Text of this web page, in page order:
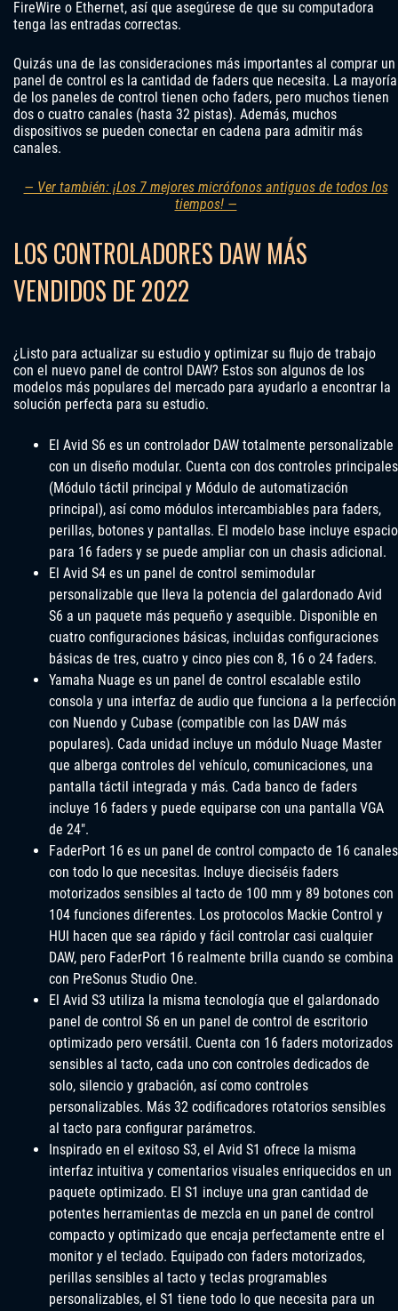
FireWire o Ethernet, así que asegúrese de que su computadora
tenga las entradas correctas.
Quizás una de las consideraciones más importantes al comprar un
panel de control es la cantidad de faders que necesita. La mayoría
de los paneles de control tienen ocho faders, pero muchos tienen
dos o cuatro canales (hasta 32 pistas). Además, muchos
dispositivos se pueden conectar en cadena para admitir más
canales.
— Ver también: ¡Los 7 mejores micrófonos antiguos de todos los
tiempos! —
LOS CONTROLADORES DAW MÁS
VENDIDOS DE 2022
¿Listo para actualizar su estudio y optimizar su flujo de trabajo
con el nuevo panel de control DAW? Estos son algunos de los
modelos más populares del mercado para ayudarlo a encontrar la
solución perfecta para su estudio.
El Avid S6 es un controlador DAW totalmente personalizable
con un diseño modular. Cuenta con dos controles principales
(Módulo táctil principal y Módulo de automatización
principal), así como módulos intercambiables para faders,
perillas, botones y pantallas. El modelo base incluye espacio
para 16 faders y se puede ampliar con un chasis adicional.
El Avid S4 es un panel de control semimodular
personalizable que lleva la potencia del galardonado Avid
S6 a un paquete más pequeño y asequible. Disponible en
cuatro configuraciones básicas, incluidas configuraciones
básicas de tres, cuatro y cinco pies con 8, 16 o 24 faders.
Yamaha Nuage es un panel de control escalable estilo
consola y una interfaz de audio que funciona a la perfección
con Nuendo y Cubase (compatible con las DAW más
populares). Cada unidad incluye un módulo Nuage Master
que alberga controles del vehículo, comunicaciones, una
pantalla táctil integrada y más. Cada banco de faders
incluye 16 faders y puede equiparse con una pantalla VGA
de 24″.
FaderPort 16 es un panel de control compacto de 16 canales
con todo lo que necesitas. Incluye dieciséis faders
motorizados sensibles al tacto de 100 mm y 89 botones con
104 funciones diferentes. Los protocolos Mackie Control y
HUI hacen que sea rápido y fácil controlar casi cualquier
DAW, pero FaderPort 16 realmente brilla cuando se combina
con PreSonus Studio One.
El Avid S3 utiliza la misma tecnología que el galardonado
panel de control S6 en un panel de control de escritorio
optimizado pero versátil. Cuenta con 16 faders motorizados
sensibles al tacto, cada uno con controles dedicados de
solo, silencio y grabación, así como controles
personalizables. Más 32 codificadores rotatorios sensibles
al tacto para configurar parámetros.
Inspirado en el exitoso S3, el Avid S1 ofrece la misma
interfaz intuitiva y comentarios visuales enriquecidos en un
paquete optimizado. El S1 incluye una gran cantidad de
potentes herramientas de mezcla en un panel de control
compacto y optimizado que encaja perfectamente entre el
monitor y el teclado. Equipado con faders motorizados,
perillas sensibles al tacto y teclas programables
personalizables, el S1 tiene todo lo que necesita para un